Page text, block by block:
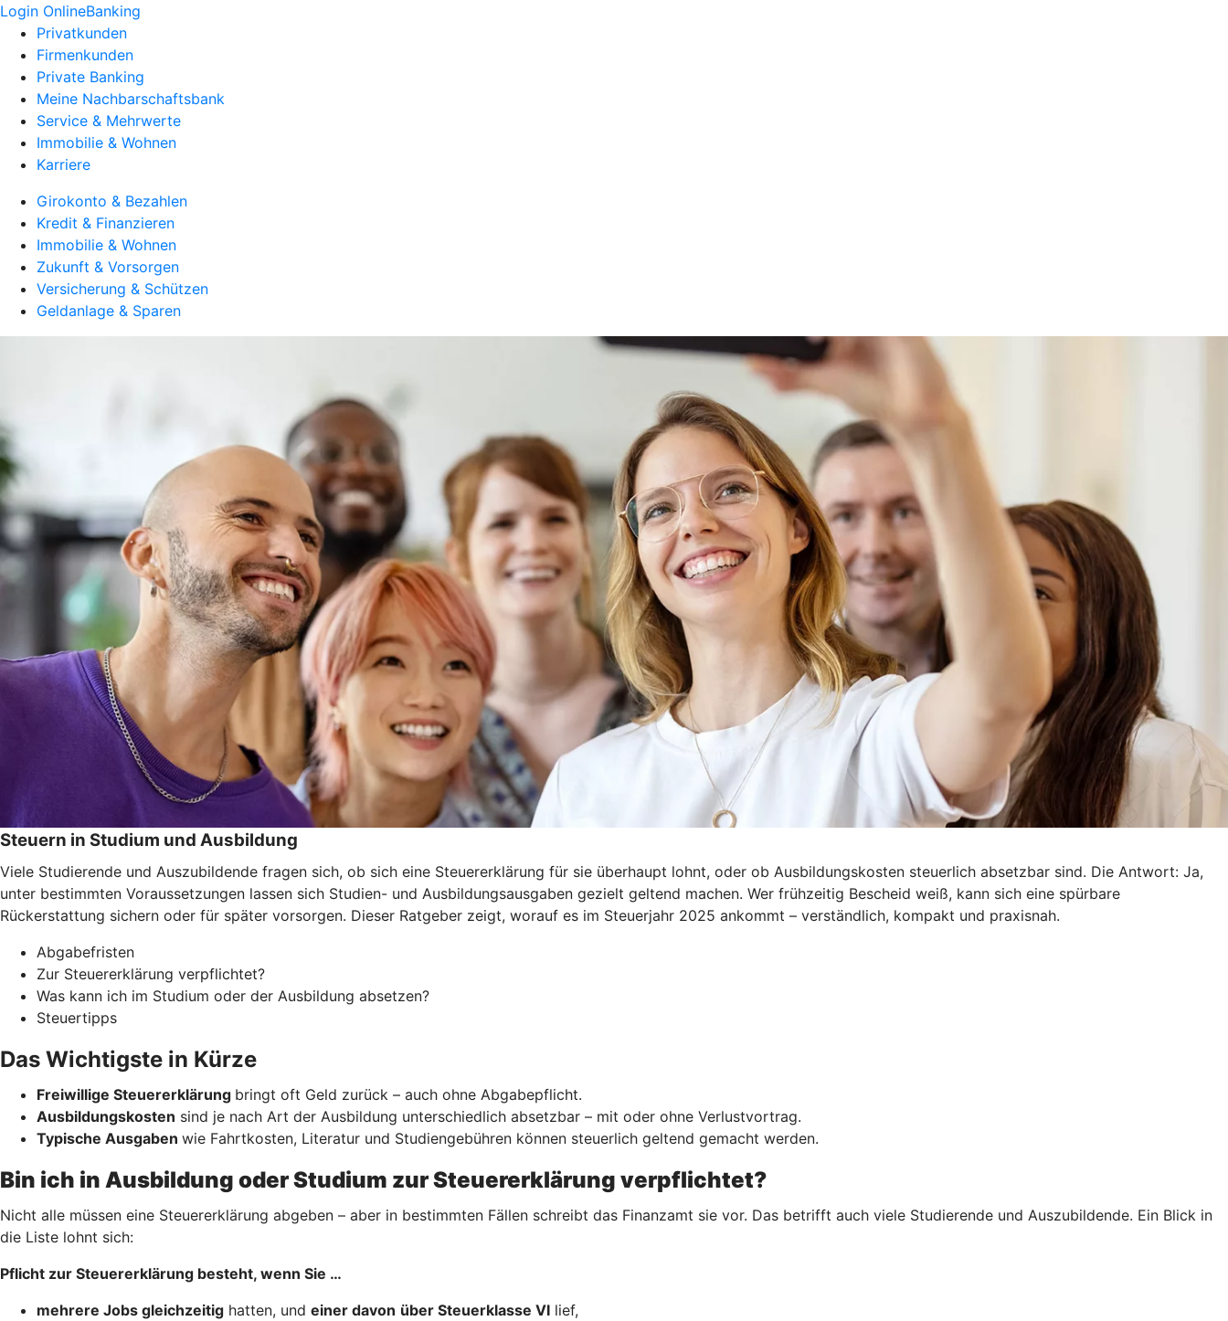
Login OnlineBanking
Privatkunden
Firmenkunden
Private Banking
Meine Nachbarschaftsbank
Service & Mehrwerte
Immobilie & Wohnen
Karriere
Girokonto & Bezahlen
Kredit & Finanzieren
Immobilie & Wohnen
Zukunft & Vorsorgen
Versicherung & Schützen
Geldanlage & Sparen
Steuern in Studium und Ausbildung
Viele Studierende und Auszubildende fragen sich, ob sich eine Steuererklärung für sie überhaupt lohnt, oder ob Ausbildungskosten steuerlich absetzbar sind. Die Antwort: Ja,
unter bestimmten Voraussetzungen lassen sich Studien- und Ausbildungsausgaben gezielt geltend machen. Wer frühzeitig Bescheid weiß, kann sich eine spürbare
Rückerstattung sichern oder für später vorsorgen. Dieser Ratgeber zeigt, worauf es im Steuerjahr 2025 ankommt – verständlich, kompakt und praxisnah.
Abgabefristen
Zur Steuererklärung verpflichtet?
Was kann ich im Studium oder der Ausbildung absetzen?
Steuertipps
Das Wichtigste in Kürze
Freiwillige Steuererklärung bringt oft Geld zurück – auch ohne Abgabepflicht.
Ausbildungskosten sind je nach Art der Ausbildung unterschiedlich absetzbar – mit oder ohne Verlustvortrag.
Typische Ausgaben wie Fahrtkosten, Literatur und Studiengebühren können steuerlich geltend gemacht werden.
Bin ich in Ausbildung oder Studium zur Steuererklärung verpflichtet?
Nicht alle müssen eine Steuererklärung abgeben – aber in bestimmten Fällen schreibt das Finanzamt sie vor. Das betrifft auch viele Studierende und Auszubildende. Ein Blick in
die Liste lohnt sich:
Pflicht zur Steuererklärung besteht, wenn Sie …
mehrere Jobs gleichzeitig hatten, und einer davon über Steuerklasse VI lief,